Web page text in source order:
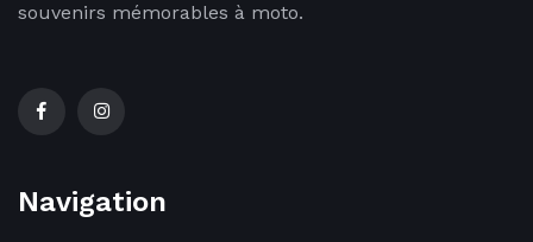
souvenirs mémorables à moto.
Navigation